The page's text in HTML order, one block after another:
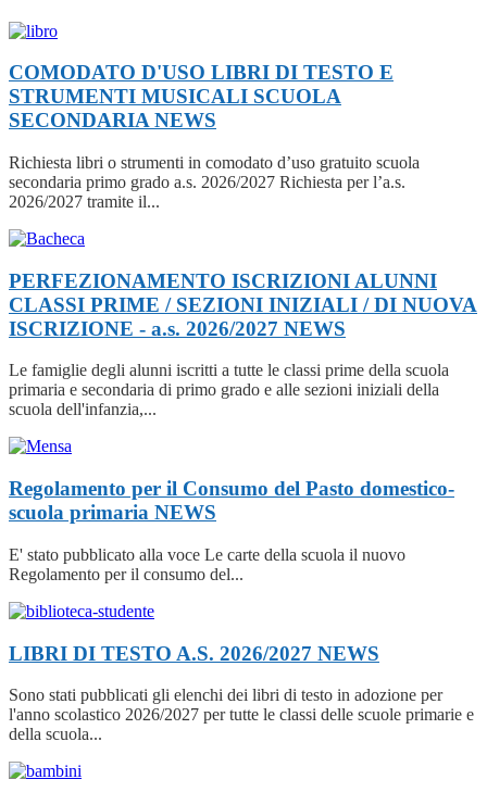
COMODATO D'USO LIBRI DI TESTO E
STRUMENTI MUSICALI SCUOLA
SECONDARIANEWS
Richiesta libri o strumenti in comodato d’uso gratuito scuola
secondaria primo grado a.s. 2026/2027 Richiesta per l’a.s.
2026/2027 tramite il...
PERFEZIONAMENTO ISCRIZIONI ALUNNI
CLASSI PRIME / SEZIONI INIZIALI / DI NUOVA
ISCRIZIONE - a.s. 2026/2027 NEWS
Le famiglie degli alunni iscritti a tutte le classi prime della scuola
primaria e secondaria di primo grado e alle sezioni iniziali della
scuola dell'infanzia,...
Regolamento per il Consumo del Pasto domestico-
scuola primaria NEWS
E' stato pubblicato alla voce Le carte della scuola il nuovo
Regolamento per​ ​il​ ​consumo​ ​del​...
LIBRI DI TESTO A.S. 2026/2027 NEWS
Sono stati pubblicati gli elenchi dei libri di testo in adozione per
l'anno scolastico 2026/2027 per tutte le classi delle scuole primarie e
della scuola...